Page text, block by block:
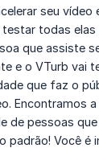
seu vídeo
e testar todas
que assiste
e o VTurb vai
que faz o
Encontramos
de pessoas
padrão! Você é